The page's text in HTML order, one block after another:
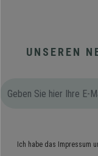
UNSEREN
Ich habe das Impressum